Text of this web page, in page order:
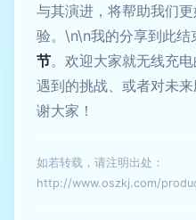
与其演进，将帮助我们
验。\n\n我的分享到此结
节。欢迎大家就无线充
遇到的挑战、或者对未
谢大家！
如若转载，请注明出处：
http://www.oszkj.com/